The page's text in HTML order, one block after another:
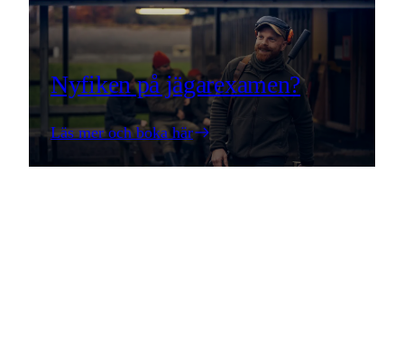
Nyfiken på jägarexamen?
Läs mer och boka här